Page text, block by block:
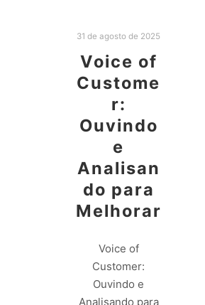
31 de agosto de 2025
Voice of
Custome
r:
Ouvindo
e
Analisan
do para
Melhorar
Voice of
Customer:
Ouvindo e
Analisando para